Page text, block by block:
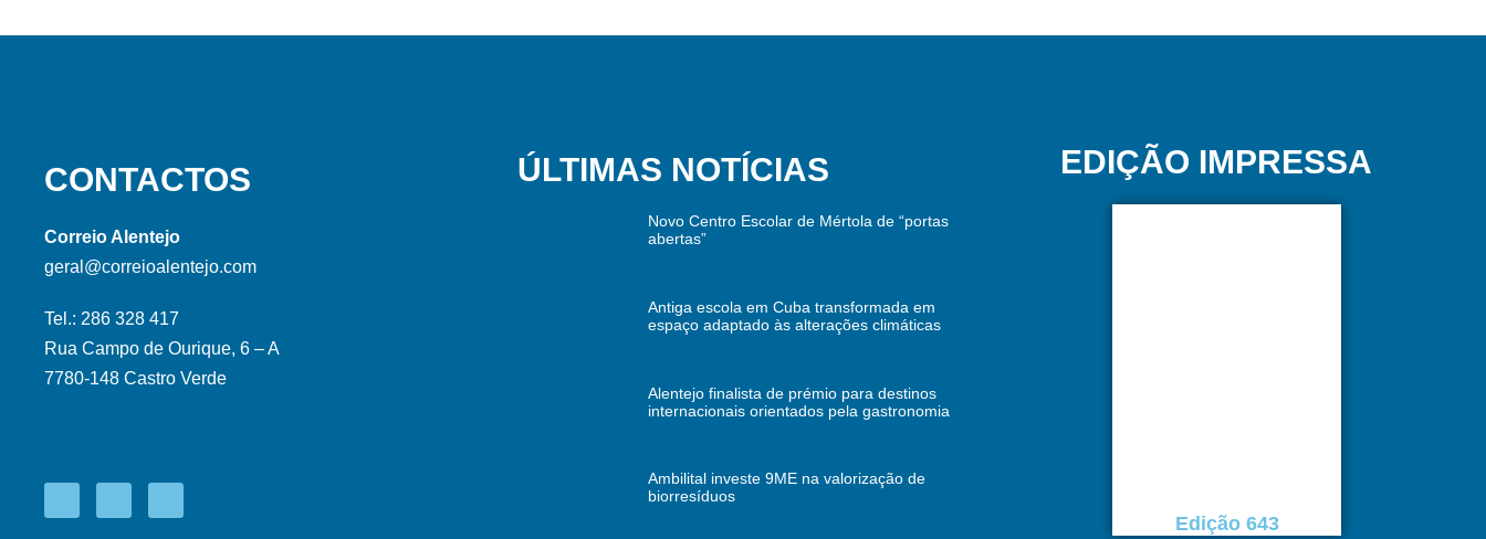
CONTACTOS
Correio Alentejo
geral@correioalentejo.com
Tel.: 286 328 417
Rua Campo de Ourique, 6 – A
7780-148 Castro Verde
ÚLTIMAS NOTÍCIAS
Novo Centro Escolar de Mértola de “portas
abertas”
Antiga escola em Cuba transformada em
espaço adaptado às alterações climáticas
Alentejo finalista de prémio para destinos
internacionais orientados pela gastronomia
Ambilital investe 9ME na valorização de
biorresíduos
EDIÇÃO IMPRESSA
Edição 643